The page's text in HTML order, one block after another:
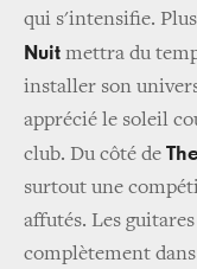
qui s'intensifie.
Nuit mettra du
installer son
apprécié le soleil
club. Du côté de
surtout une
affutés. Les
complètement